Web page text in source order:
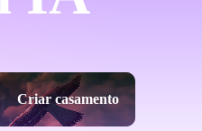
Criar casamento